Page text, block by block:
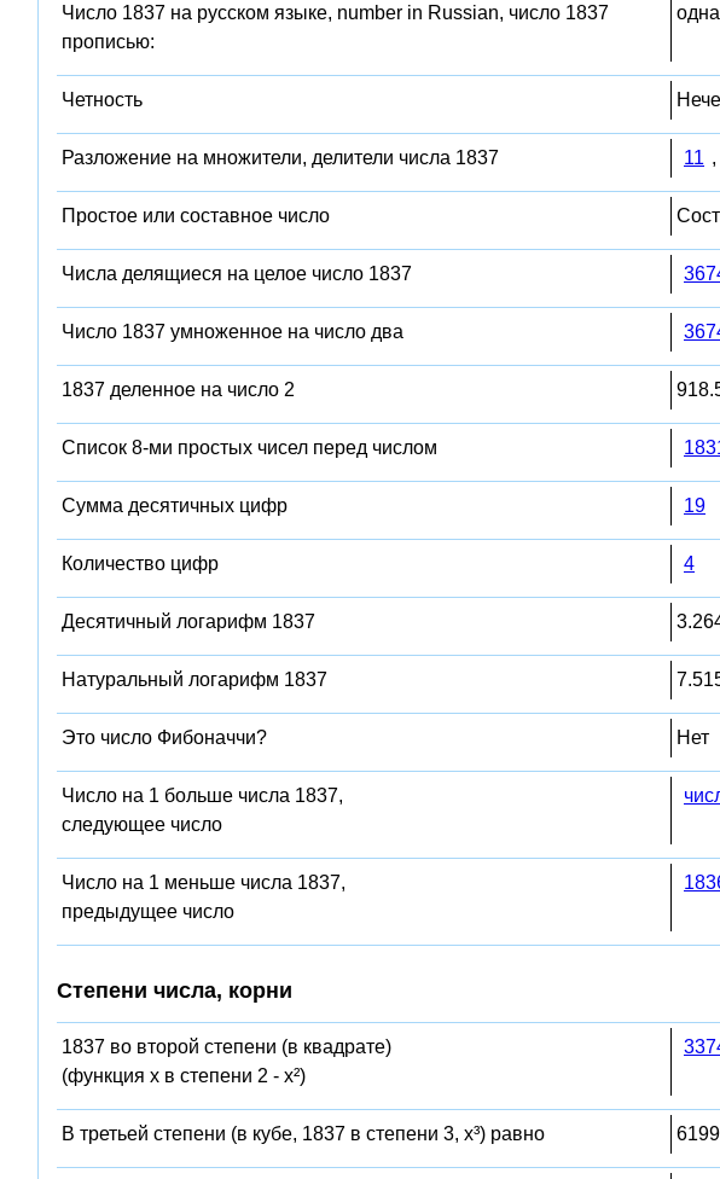
Число 1837 на русском языке, number in Russian, число 1837
прописью:
Четность
Разложение на множители, делители числа 1837 11 ,
Простое или составное число
Числа делящиеся на целое число 1837
Число 1837 умноженное на число два
1837 деленное на число 2
Список 8-ми простых чисел перед числом
Сумма десятичных цифр 19
Количество цифр 4
Десятичный логарифм 1837
Натуральный логарифм 1837
Это число Фибоначчи? Нет
Число на 1 больше числа 1837,
следующее число
Число на 1 меньше числа 1837,
предыдущее число
Степени числа, корни
1837 во второй степени (в квадрате)
(функция x в степени 2 - x²)
В третьей степени (в кубе, 1837 в степени 3, x³) равно